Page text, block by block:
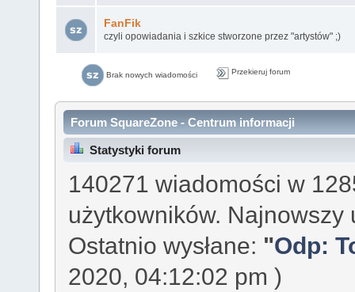
FanFik
czyli opowiadania i szkice stworzone przez "artystów" ;)
Brak nowych wiadomości Przekieruj forum
Forum SquareZone - Centrum informacji
Statystyki forum
140271 wiadomości w
użytkowników.
Ostatnio wysłane: "Odp:
2020, 04:12:02 pm )